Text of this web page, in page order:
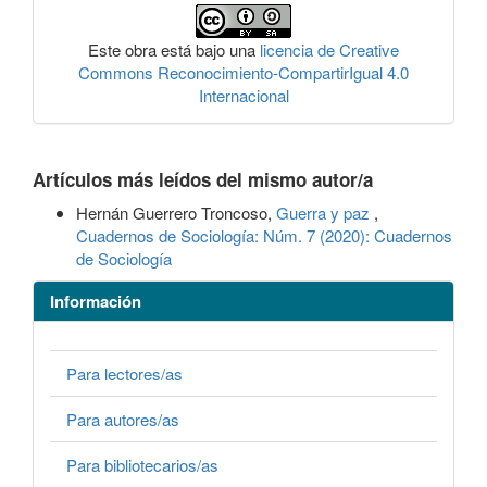
Este obra está bajo una licencia de Creative
Commons Reconocimiento-CompartirIgual 4.0
Internacional
Artículos más leídos del mismo autor/a
Hernán Guerrero Troncoso, Guerra y paz ,
Cuadernos de Sociología: Núm. 7 (2020): Cuadernos
de Sociología
Información
Para lectores/as
Para autores/as
Para bibliotecarios/as